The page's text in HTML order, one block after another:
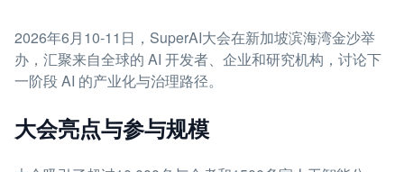
2026年6月10-11日，SuperAI大会在新加坡滨海湾金沙举
办，汇聚来自全球的 AI 开发者、企业和研究机构，讨论下
一阶段 AI 的产业化与治理路径。
大会亮点与参与规模